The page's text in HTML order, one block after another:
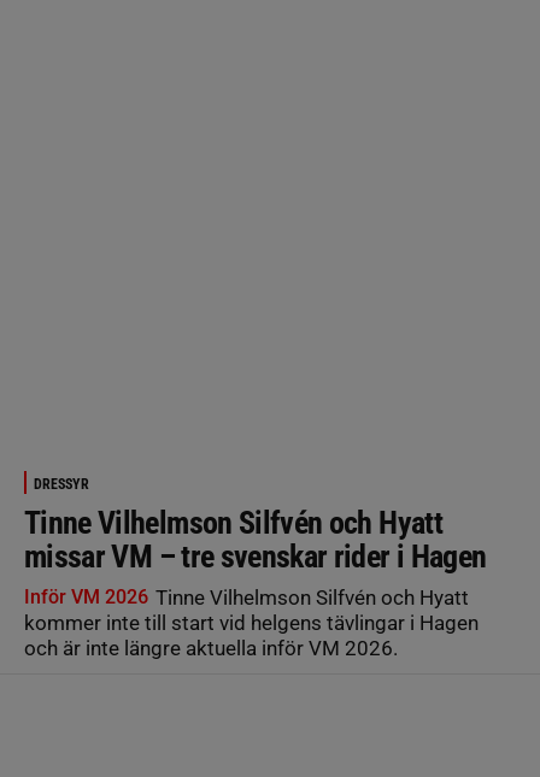
DRESSYR
Tinne Vilhelmson Silfvén och Hyatt
missar VM – tre svenskar rider i Hagen
Inför VM 2026 Tinne Vilhelmson Silfvén och Hyatt
kommer inte till start vid helgens tävlingar i Hagen
och är inte längre aktuella inför VM 2026.